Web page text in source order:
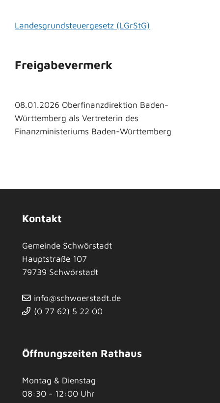
Landesgrundsteuergesetz (LGrStG)
Freigabevermerk
08.01.2026 Oberfinanzdirektion Baden-
Württemberg als Vertreterin des
Finanzministeriums Baden-Württemberg
Kontakt
Gemeinde Schwörstadt
Hauptstraße 107
79739 Schwörstadt
info@schwoerstadt.de
(0 77 62) 5 22 00
Öffnungszeiten Rathaus
Montag & Dienstag
08:30 - 12:00 Uhr